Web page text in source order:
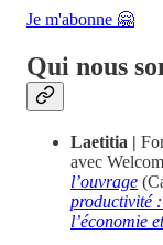
Je m'abonne 🤗
Qui nous
Laetitia |
avec
l’ouvrage
productivité
l’économie